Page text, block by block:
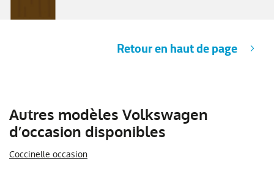
Retour en haut de page
Autres modèles Volkswagen
d’occasion disponibles
Coccinelle occasion